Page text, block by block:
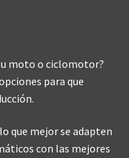
moto o ciclomotor?
para que
que mejor se adapten
con las mejores